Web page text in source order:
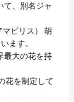
て、別名ジャ
ビリス） 胡
ます。
最大の花を持
花を制定して